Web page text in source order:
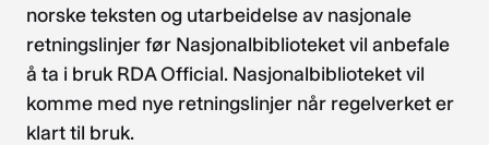
norske teksten og utarbeidelse av nasjonale
retningslinjer før Nasjonalbiblioteket vil anbefale
å ta i bruk RDA Official. Nasjonalbiblioteket vil
komme med nye retningslinjer når regelverket er
klart til bruk.